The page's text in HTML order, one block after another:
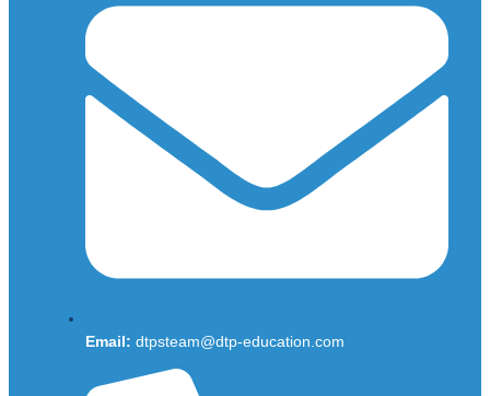
Email: dtpsteam@dtp-education.com